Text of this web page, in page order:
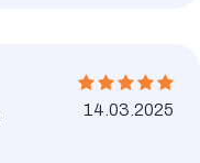
14.03.2025